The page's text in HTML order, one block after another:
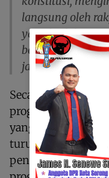
langsung oleh
yang berlaku.
berjalan dan
jabatan presiden
Secara khusus
program ini
yang nyata. MBG
turut membantu
pengangguran.